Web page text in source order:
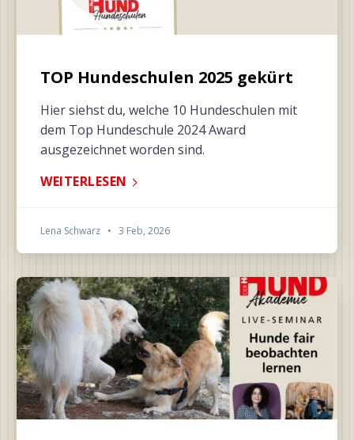
TOP Hundeschulen 2025 gekürt
Hier siehst du, welche 10 Hundeschulen mit
dem Top Hundeschule 2024 Award
ausgezeichnet worden sind.
WEITERLESEN
Lena Schwarz • 3 Feb, 2026